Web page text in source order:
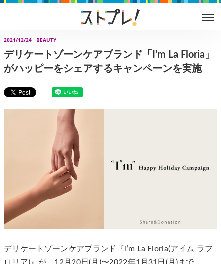
2021/12/24 BEAUTY
デリケートゾーンケアブランド「I’m La Floria」
がハッピーをシェアするキャンペーンを実施
デリケートゾーンケアブランド『I’m La Floria(アイム ラフ
ロリア)』が、12月20日(月)〜2022年1月31日(月)まで、